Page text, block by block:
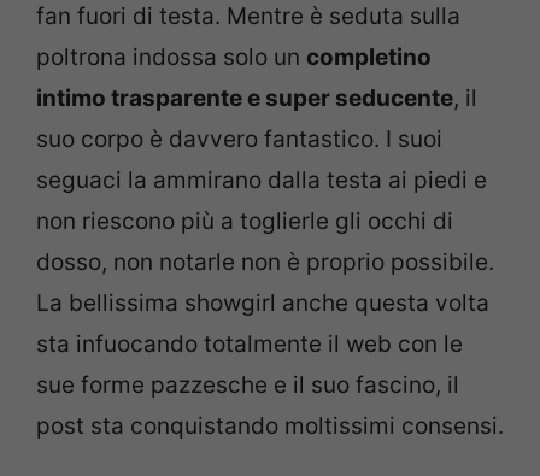
fan fuori di testa. Mentre è seduta sulla
poltrona indossa solo un completino
intimo trasparente e super seducente, il
suo corpo è davvero fantastico. I suoi
seguaci la ammirano dalla testa ai piedi e
non riescono più a toglierle gli occhi di
dosso, non notarle non è proprio possibile.
La bellissima showgirl anche questa volta
sta infuocando totalmente il web con le
sue forme pazzesche e il suo fascino, il
post sta conquistando moltissimi consensi.